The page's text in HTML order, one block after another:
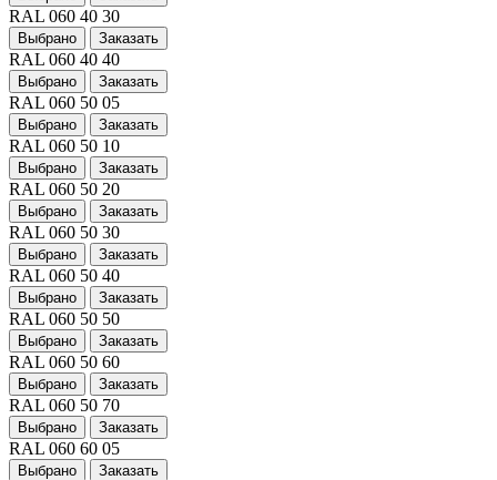
RAL 060 40 30
Выбрано Заказать
RAL 060 40 40
Выбрано Заказать
RAL 060 50 05
Выбрано Заказать
RAL 060 50 10
Выбрано Заказать
RAL 060 50 20
Выбрано Заказать
RAL 060 50 30
Выбрано Заказать
RAL 060 50 40
Выбрано Заказать
RAL 060 50 50
Выбрано Заказать
RAL 060 50 60
Выбрано Заказать
RAL 060 50 70
Выбрано Заказать
RAL 060 60 05
Выбрано Заказать